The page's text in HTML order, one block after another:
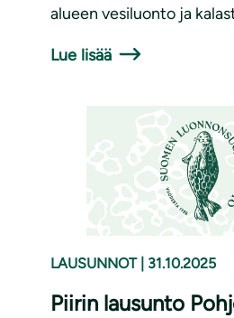
alueen vesiluonto ja
Lue lisää
LAUSUNNOT 31.10.2025
Piirin lausunto